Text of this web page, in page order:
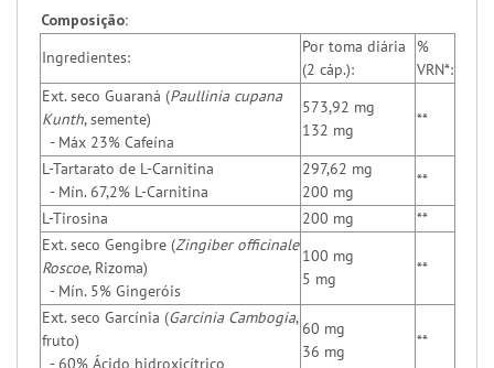
Composição:
Ingredientes:
Por toma diária
(2 cáp.):
%
VRN*:
Ext. seco Guaraná (Paullinia cupana
Kunth, semente)
- Máx 23% Cafeína
573,92 mg
132 mg
**
L-Tartarato de L-Carnitina
- Mín. 67,2% L-Carnitina
297,62 mg
200 mg
**
L-Tirosina
200 mg
**
Ext. seco Gengibre (Zingiber officinale
Roscoe, Rizoma)
- Mín. 5% Gingeróis
100 mg
5 mg
**
Ext. seco Garcínia (Garcinia Cambogia,
fruto)
- 60% Ácido hidroxicítrico
60 mg
36 mg
**